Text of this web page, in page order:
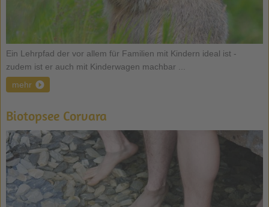
Ein Lehrpfad der vor allem für Familien mit Kindern ideal ist -
zudem ist er auch mit Kinderwagen machbar ...
mehr
Biotopsee Corvara